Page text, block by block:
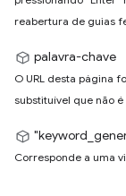
reabertura de guias
palavra-chave
O URL desta página
substituível que não
Corresponde a uma